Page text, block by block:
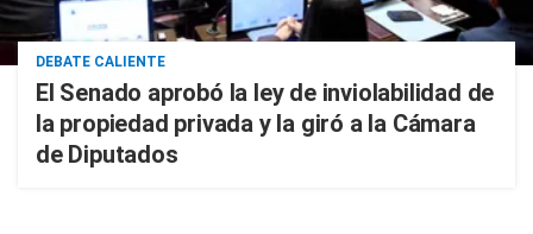
DEBATE CALIENTE
El Senado aprobó la ley de inviolabilidad de
la propiedad privada y la giró a la Cámara
de Diputados